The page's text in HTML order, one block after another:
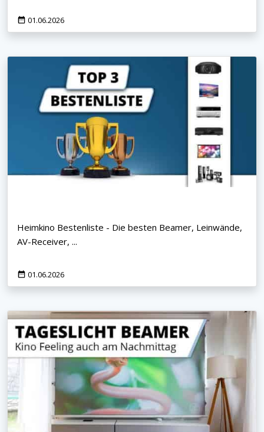
01.06.2026
Heimkino Bestenliste - Die besten Beamer, Leinwände,
AV-Receiver, ...
01.06.2026